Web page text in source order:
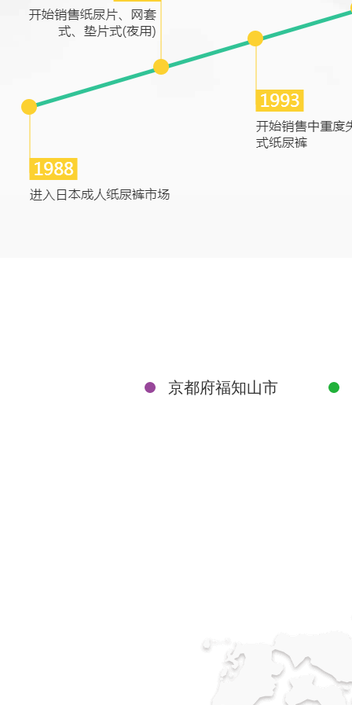
京都府福知山市